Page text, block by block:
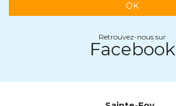
OK
Retrouvez-nous sur
Facebook